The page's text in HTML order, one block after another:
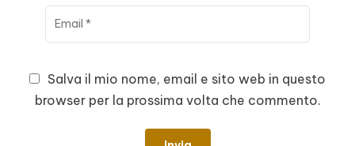
Salva il mio nome, email e sito web in questo
browser per la prossima volta che commento.